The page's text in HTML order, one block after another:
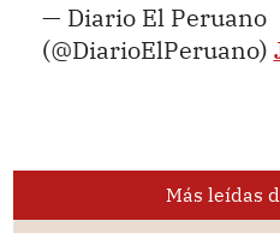
— Diario El Peruano
(@DiarioElPeruano)
Más leídas